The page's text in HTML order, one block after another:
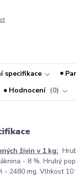
specifikace
Hodnocení
0
živin v 1 kg:
- 8 %. Hrubý
- 2480 mg, Vlhkost 10